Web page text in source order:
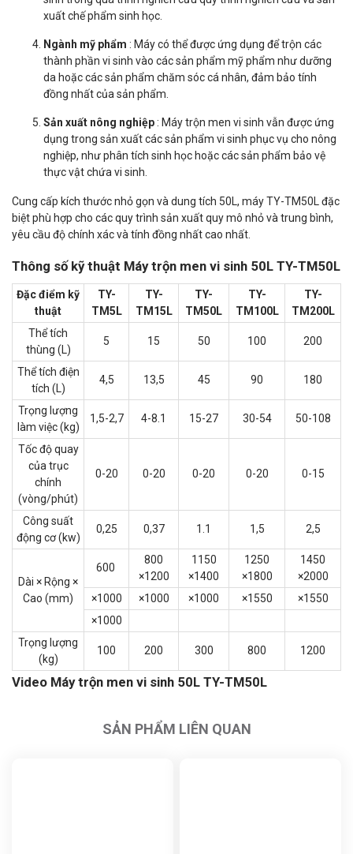
xuất chế phẩm sinh học.
Ngành mỹ phẩm : Máy có thể được ứng dụng để trộn các
thành phần vi sinh vào các sản phẩm mỹ phẩm như dưỡng
da hoặc các sản phẩm chăm sóc cá nhân, đảm bảo tính
đồng nhất của sản phẩm.
Sản xuất nông nghiệp: Máy trộn men vi sinh vẫn được ứng
dụng trong sản xuất các sản phẩm vi sinh phục vụ cho nông
nghiệp, như phân tích sinh học hoặc các sản phẩm bảo vệ
thực vật chứa vi sinh.
Cung cấp kích thước nhỏ gọn và dung tích 50L, máy TY-TM50L đặc
biệt phù hợp cho các quy trình sản xuất quy mô nhỏ và trung bình,
yêu cầu độ chính xác và tính đồng nhất cao nhất.
Thông số kỹ thuật Máy trộn men vi sinh 50L TY-TM50L
Đặc điểm kỹ
thuật
TY-
TM5L
TY-
TM15L
TY-
TM50L
TY-
TM100L
TY-
TM200L
Thể tích
thùng (L)
5 15 50 100 200
Thể tích điện
tích (L)
4,5 13,5 45 90 180
Trọng lượng
làm việc (kg)
1,5-2,7 4-8.1 15-27 30-54 50-108
Tốc độ quay
của trục
chính
(vòng/phút)
0-20 0-20 0-20 0-20 0-15
Công suất
động cơ (kw)
0,25 0,37 1.1 1,5 2,5
Dài × Rộng ×
Cao (mm)
600
800
×1200
1150
×1400
1250
×1800
1450
×2000
×1000
×1000 ×1000 ×1550
×1550
×1000
Trọng lượng
(kg)
100 200 300 800 1200
Video Máy trộn men vi sinh 50L TY-TM50L
SẢN PHẨM LIÊN QUAN